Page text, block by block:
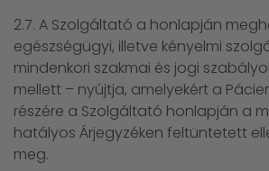
2.7. A Szolgáltató a honlapján
egészségügyi, illetve kényelmi
mindenkori szakmai és jogi
mellett – nyújtja, amelyekért a
részére a Szolgáltató honlapján a
hatályos Árjegyzéken feltüntetett
meg.